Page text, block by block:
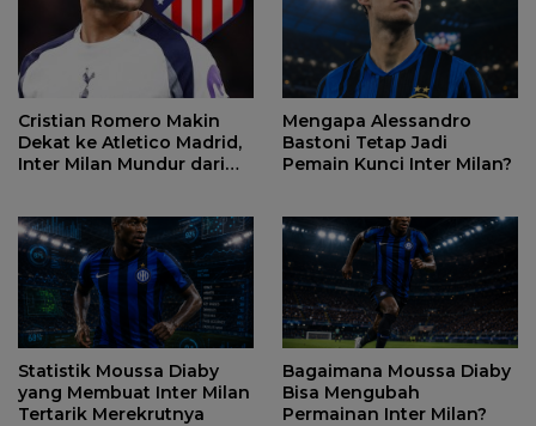
Cristian Romero Makin
Dekat ke Atletico Madrid,
Inter Milan Mundur dari
Mengapa Alessandro
Bastoni Tetap Jadi
Pemain Kunci Inter Milan?
Statistik Moussa Diaby
yang Membuat Inter Milan
Tertarik Merekrutnya
Bagaimana Moussa Diaby
Bisa Mengubah
Permainan Inter Milan?